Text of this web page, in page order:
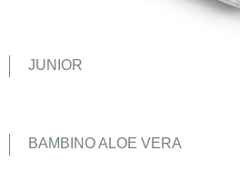
JUNIOR
BAMBINO ALOE VERA